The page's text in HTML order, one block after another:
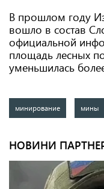
В прошлом году
вошло в состав
официальной
площадь лесных
уменьшилась
минирование мины